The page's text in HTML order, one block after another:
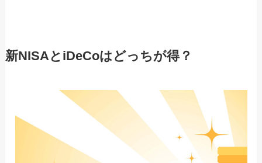
新NISAとiDeCoは どっちが得？